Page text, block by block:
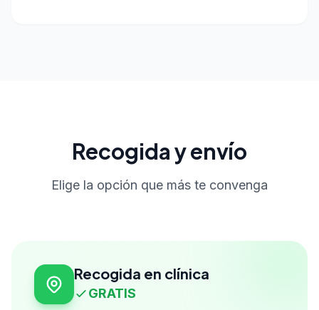
Recogida y envío
Elige la opción que más te convenga
Recogida en clínica
GRATIS